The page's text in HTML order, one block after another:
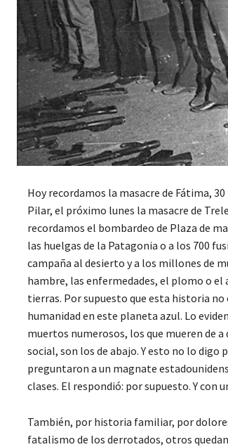
Hoy recordamos la masacre de Fátima,
Pilar, el próximo lunes la masacre de
recordamos el bombardeo de Plaza de
las huelgas de la Patagonia o a los 700
campaña al desierto y a los millones de
hambre, las enfermedades, el plomo o el
tierras. Por supuesto que esta historia
humanidad en este planeta azul. Lo
muertos numerosos, los que mueren de
social, son los de abajo. Y esto no lo
preguntaron a un magnate
clases. El respondió: por supuesto. Y con
También, por historia familiar, por
fatalismo de los derrotados, otros